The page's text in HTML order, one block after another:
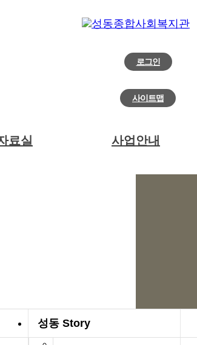
로그인
사이트맵
료실 사업안내
성동 Story